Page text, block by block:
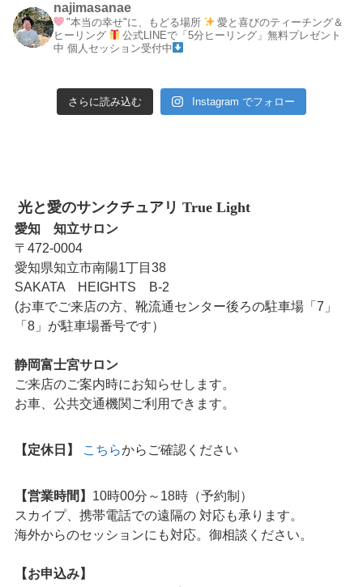
najimasanae
"本当の幸せ"に、もどる場所
愛と喜びのティーチング＆
ヒーリング
公式LINEで「5分ヒーリング」無料プレゼント
中 個人セッション受付中
さらに読み込む Instagram でフォロー
光と愛のサンクチュアリ True Light
愛知 知立サロン
〒472-0004
愛知県知立市南陽1丁目38
SAKATA HEIGHTS B-2
(お車でご来店の方、靴流通センター後ろの駐車場「7」
「8」が駐車場番号です）
静岡富士宮サロン
ご来店のご案内時にお知らせします。
お車、公共交通機関ご利用できます。
【定休日】 こちらからご確認ください
【営業時間】 10時00分～18時（予約制）
スカイプ、携帯電話での遠隔の 対応も承ります。
海外からのセッションにも対応。御相談ください。
【お申込み】